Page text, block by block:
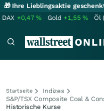
🎁 Ihre Lieblingsaktie
DAX +0,47% Gold +1,55% Öl
Startseite
Indizes
S&P/TSX Composite Coal &
Historische Kurse